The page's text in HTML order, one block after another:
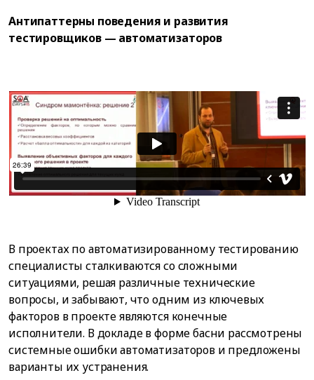
Антипаттерны поведения и развития
тестировщиков — автоматизаторов
В проектах по автоматизированному тестированию
специалисты сталкиваются со сложными
ситуациями, решая различные технические
вопросы, и забывают, что одним из ключевых
факторов в проекте являются конечные
исполнители. В докладе в форме басни рассмотрены
системные ошибки автоматизаторов и предложены
варианты их устранения.